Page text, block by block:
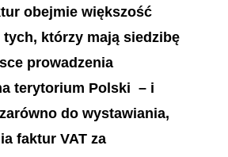
obejmie większość
którzy mają siedzibę
prowadzenia
terytorium Polski – i
do wystawiania,
faktur VAT za